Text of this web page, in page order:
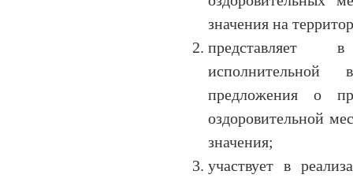
значения на
представляет
исполнительной
предложения о
оздоровительной
значения;
участвует в